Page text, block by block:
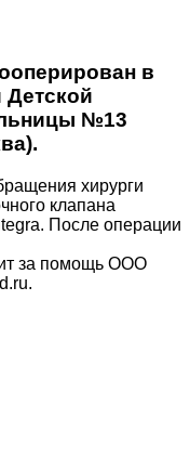
в
Детской
№13
хирурги
клапана
После операции
за помощь ООО